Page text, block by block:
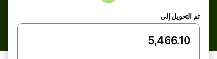
تم التحويل إلى